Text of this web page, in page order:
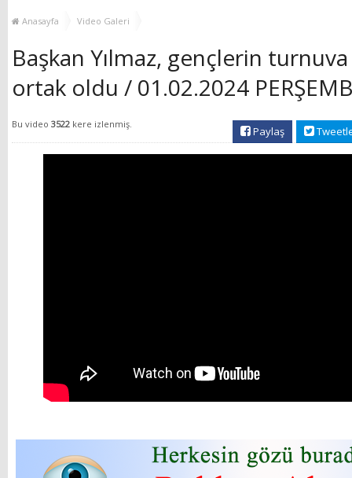
AÇILIYOR!
Anasayfa Video Galeri
Başkan Yılmaz, gençlerin
ortak oldu / 01.02.2024
Bu video 3522 kere izlenmiş.
Paylaş